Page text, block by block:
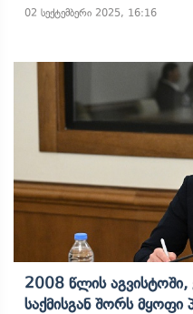
02 სექტემბერი 2025, 16:16
2008 Წლის
Საქმისგან Შორს